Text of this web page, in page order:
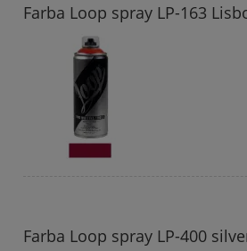
Farba Loop spray LP-163
Farba Loop spray LP-400